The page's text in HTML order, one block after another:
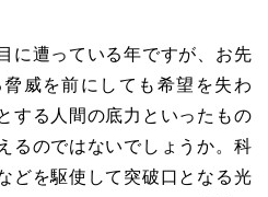
に遭っている年ですが、お先
威を前にしても希望を失わ
する人間の底力といったもの
るのではないでしょうか。科
どを駆使して突破口となる光